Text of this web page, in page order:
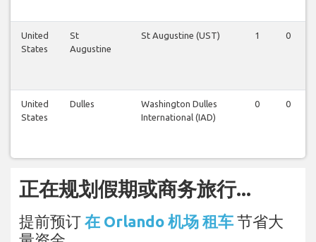
United
States
St
Augustine
St Augustine (UST) 1 0
United
States
Dulles
Washington Dulles
International (IAD)
0 0
正在规划假期或商务旅行...
提前预订 在 Orlando 机场 租车 节省大